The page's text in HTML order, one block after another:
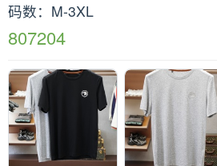
码数：M-3XL
807204